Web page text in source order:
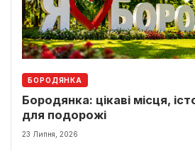
БОРОДЯНКА
Бородянка: цікаві місця,
для подорожі
23 Липня, 2026